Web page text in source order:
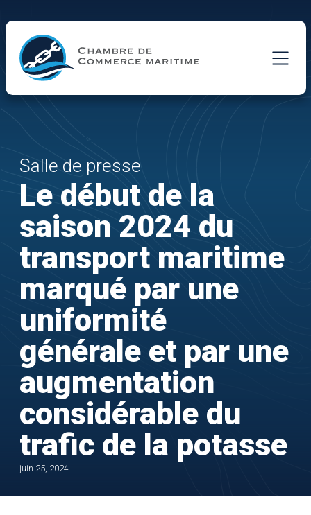
Salle de presse
Le début de la
saison 2024 du
transport maritime
marqué par une
uniformité
générale et par une
augmentation
considérable du
trafic de la potasse
juin 25, 2024